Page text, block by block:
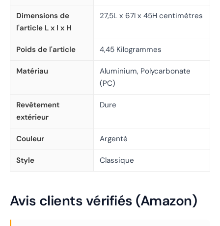
Dimensions de
l'article L x l x H
27,5L x 67l x 45H centimètres
Poids de l'article 4,45 Kilogrammes
Matériau
Aluminium, Polycarbonate
(PC)
Revêtement
extérieur
Dure
Couleur Argenté
Style Classique
Avis clients vérifiés (Amazon)